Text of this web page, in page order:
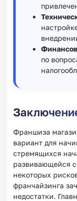
по
Франшиза
вариант для
стремящихся
развивающейся
некоторых
франчайзинга
недостатки.